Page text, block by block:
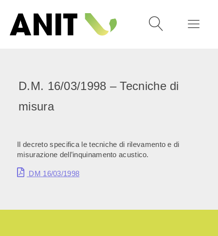
D.M. 16/03/1998 – Tecniche di
misura
Il decreto specifica le tecniche di rilevamento e di
misurazione dell’inquinamento acustico.
DM 16/03/1998